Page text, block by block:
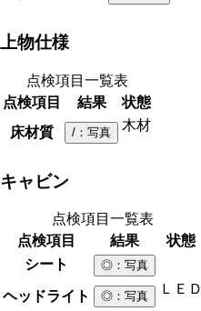
上物仕様
点検項目一覧表
点検項目
結果
状態
床材質
/ ：写真 木材
キャビン
点検項目一覧表
点検項目
結果
状態
シート
◎ ：写真
ヘッドライト ◎ ：写真 ＬＥＤ